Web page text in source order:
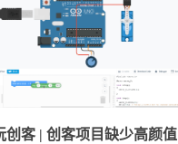
创客 | 创客项目缺少高颜值